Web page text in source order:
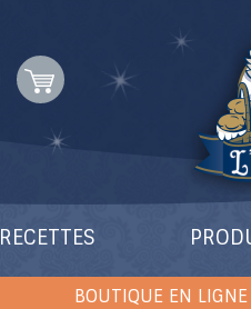
RECETTES
BOUTIQUE EN